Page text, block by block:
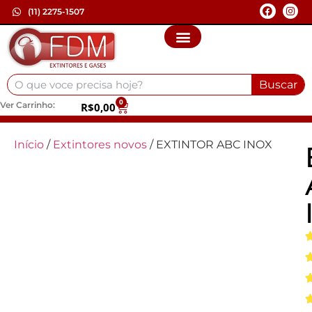
(11) 2275-1507
Buscar
Ver Carrinho: R$0,00 0
Início / Extintores novos / EXTINTOR ABC INOX